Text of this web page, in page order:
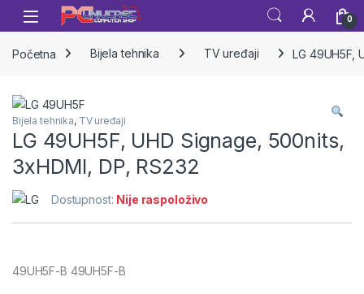
Skip to navigation
Skip to content
Open 0
Početna Bijela tehnika TV uređaji LG 49UH5F,
Bijela tehnika, TV uređaji
LG 49UH5F, UHD Signage, 500nits,
3xHDMI, DP, RS232
Dostupnost: Nije raspoloživo
49UH5F-B 49UH5F-B